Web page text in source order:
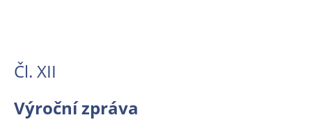
Čl. XII
Výroční zpráva